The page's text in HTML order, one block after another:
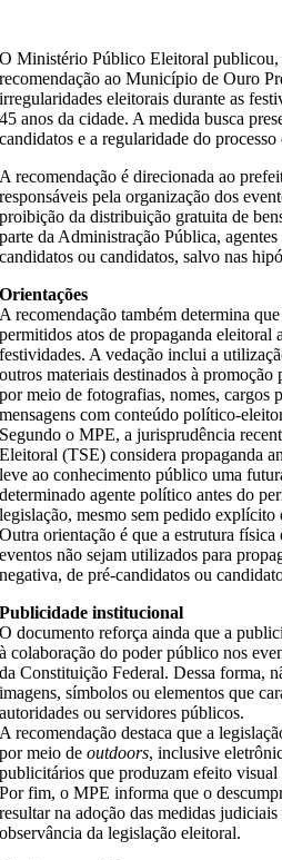
O Ministério Público Eleitoral publicou,
recomendação ao Município de Ouro
irregularidades eleitorais durante as
45 anos da cidade. A medida busca
candidatos e a regularidade do
A recomendação é direcionada ao
responsáveis pela organização dos
proibição da distribuição gratuita de
parte da Administração Pública,
candidatos ou candidatos, salvo nas
Orientações
A recomendação também determina
permitidos atos de propaganda eleitoral
festividades. A vedação inclui a
outros materiais destinados à promoção
por meio de fotografias, nomes, cargos
mensagens com conteúdo político-
Segundo o MPE, a jurisprudência
Eleitoral (TSE) considera propaganda
leve ao conhecimento público uma
determinado agente político antes do
legislação, mesmo sem pedido explícito
Outra orientação é que a estrutura
eventos não sejam utilizados para
negativa, de pré-candidatos ou
Publicidade institucional
O documento reforça ainda que a
à colaboração do poder público nos
da Constituição Federal. Dessa forma,
imagens, símbolos ou elementos que
autoridades ou servidores públicos.
A recomendação destaca que a
por meio deoutdoors, inclusive
publicitários que produzam efeito visual
Por fim, o MPE informa que o
resultar na adoção das medidas
observância da legislação eleitoral.